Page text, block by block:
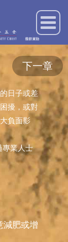
下一章
日子或差
擾，或對
負面影
專業人士
減肥或增